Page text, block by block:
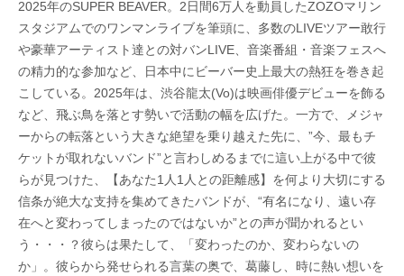
2025年のSUPER BEAVER。2日間6万人を動員したZOZOマリン
スタジアムでのワンマンライブを筆頭に、多数のLIVEツアー敢行
や豪華アーティスト達との対バンLIVE、音楽番組・音楽フェスへ
の精力的な参加など、日本中にビーバー史上最大の熱狂を巻き起
こしている。2025年は、渋谷龍太(Vo)は映画俳優デビューを飾る
など、飛ぶ鳥を落とす勢いで活動の幅を広げた。一方で、メジャ
ーからの転落という大きな絶望を乗り越えた先に、”今、最もチ
ケットが取れないバンド”と言わしめるまでに這い上がる中で彼
らが見つけた、【あなた1人1人との距離感】を何より大切にする
信条が絶大な支持を集めてきたバンドが、“有名になり、遠い存
在へと変わってしまったのではないか”との声が聞かれるとい
う・・・？彼らは果たして、「変わったのか、変わらないの
か」。彼らから発せられる言葉の奥で、葛藤し、時に熱い想いを